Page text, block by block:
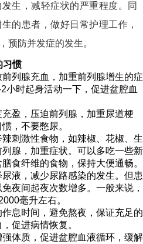
生，减轻症状的严重程度。同
的患者，做好日常护理工作，
预防并发症的发生。
习惯
前列腺充血，加重前列腺增生的症
小时起身活动一下，促进盆腔血
充盈，压迫前列腺，加重尿道梗
，不要憋尿。
辣刺激性食物，如辣椒、花椒、生
腺，加重症状。可以多吃一些新
食纤维的食物，保持大便通畅。
尿液，减少尿路感染的发生。但患
夜间起夜次数增多。一般来说，
毫升左右。
作息时间，避免熬夜，保证充足的
促进病情恢复。
强体质，促进盆腔血液循环，缓解